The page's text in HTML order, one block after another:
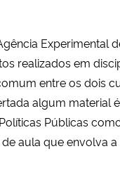
Experimental
realizados em
entre os dois
algum material
Públicas
aula que envolva a